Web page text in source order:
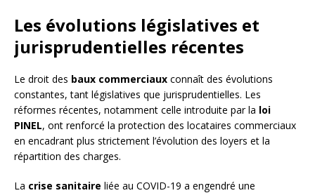
Les évolutions législatives et
jurisprudentielles récentes
Le droit des baux commerciaux connaît des évolutions
constantes, tant législatives que jurisprudentielles. Les
réformes récentes, notamment celle introduite par la loi
PINEL, ont renforcé la protection des locataires commerciaux
en encadrant plus strictement l’évolution des loyers et la
répartition des charges.
La crise sanitaire liée au COVID-19 a engendré une